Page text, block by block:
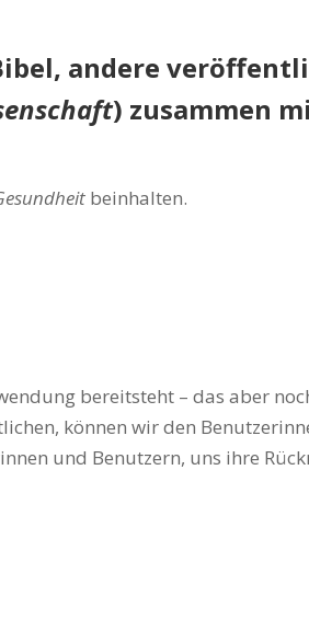
andere
) zusammen
beinhalten.
bereitsteht – das aber
können wir den
und Benutzern, uns ihre